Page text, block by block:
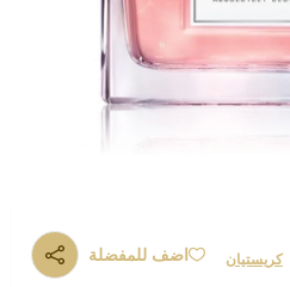
كريستيان
اضف للمفضلة